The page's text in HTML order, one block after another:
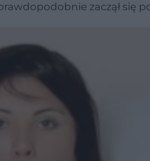
zaczął się